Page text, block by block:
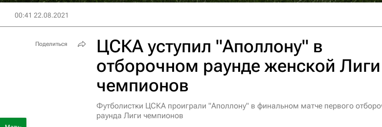
00:41 22.08.2021
ЦСКА уступил "Аполлону" в
отборочном раунде женской Лиги
чемпионов
Футболистки ЦСКА проиграли "Аполлону" в финальном матче первого
раунда Лиги чемпионов
Поделиться